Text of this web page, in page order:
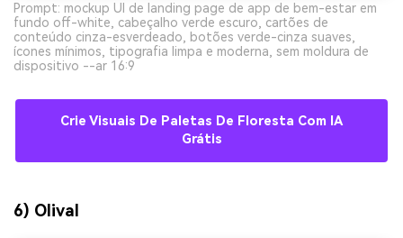
Prompt: mockup UI de landing page de app de bem-estar em
fundo off-white, cabeçalho verde escuro, cartões de
conteúdo cinza-esverdeado, botões verde-cinza suaves,
ícones mínimos, tipografia limpa e moderna, sem moldura de
dispositivo --ar 16:9
Crie Visuais De Paletas De Floresta Com IA
Grátis
6) Olival